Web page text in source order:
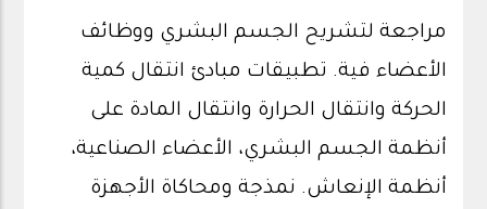
مراجعة لتشريح الجسم البشري ووظائف
الأعضاء فية. تطبيقات مبادئ انتقال كمية
الحركة وانتقال الحرارة وانتقال المادة على
أنظمة الجسم البشري، الأعضاء الصناعية،
أنظمة الإنعاش. نمذجة ومحاكاة الأجهزة